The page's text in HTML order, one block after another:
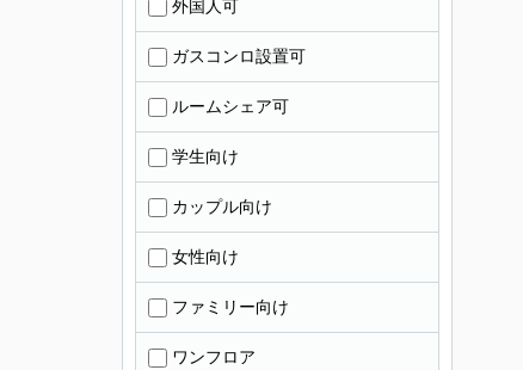
外国人可
ガスコンロ設置可
ルームシェア可
学生向け
カップル向け
女性向け
ファミリー向け
ワンフロア